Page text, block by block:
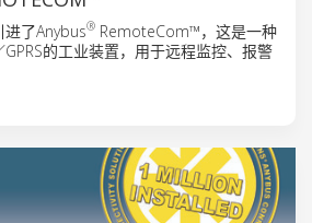
进了Anybus® RemoteCom™，这是一种
的工业装置，用于远程监控、报警